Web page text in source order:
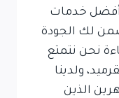
أفضل خدمات
لك الجودة
نحن نتمتع
ولدينا
الذين